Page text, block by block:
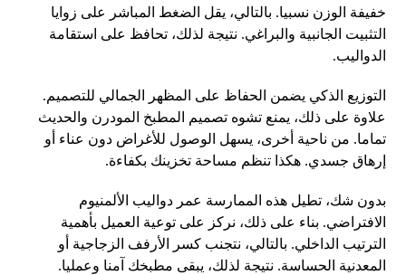
خفيفة الوزن نسبيا. بالتالي، يقل الضغط المباشر على زوايا
التثبيت الجانبية والبراغي. نتيجة لذلك، تحافظ على استقامة
الدواليب.
التوزيع الذكي يضمن الحفاظ على المظهر الجمالي للتصميم.
علاوة على ذلك، يمنع تشوه تصميم المطبخ المودرن والحديث
تماما. من ناحية أخرى، يسهل الوصول للأغراض دون عناء أو
إرهاق جسدي. هكذا تنظم مساحة تخزينك بكفاءة.
بدون شك، تطيل هذه الممارسة عمر دواليب الألمنيوم
الافتراضي. بناء على ذلك، نركز على توعية العميل بأهمية
الترتيب الداخلي. بالتالي، نتجنب كسر الأرفف الزجاجية أو
المعدنية الحساسة. نتيجة لذلك، يبقى مطبخك آمنا وعمليا.